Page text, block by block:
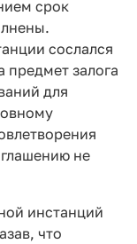
срок
сослался
предмет залога
для
не
инстанций
что